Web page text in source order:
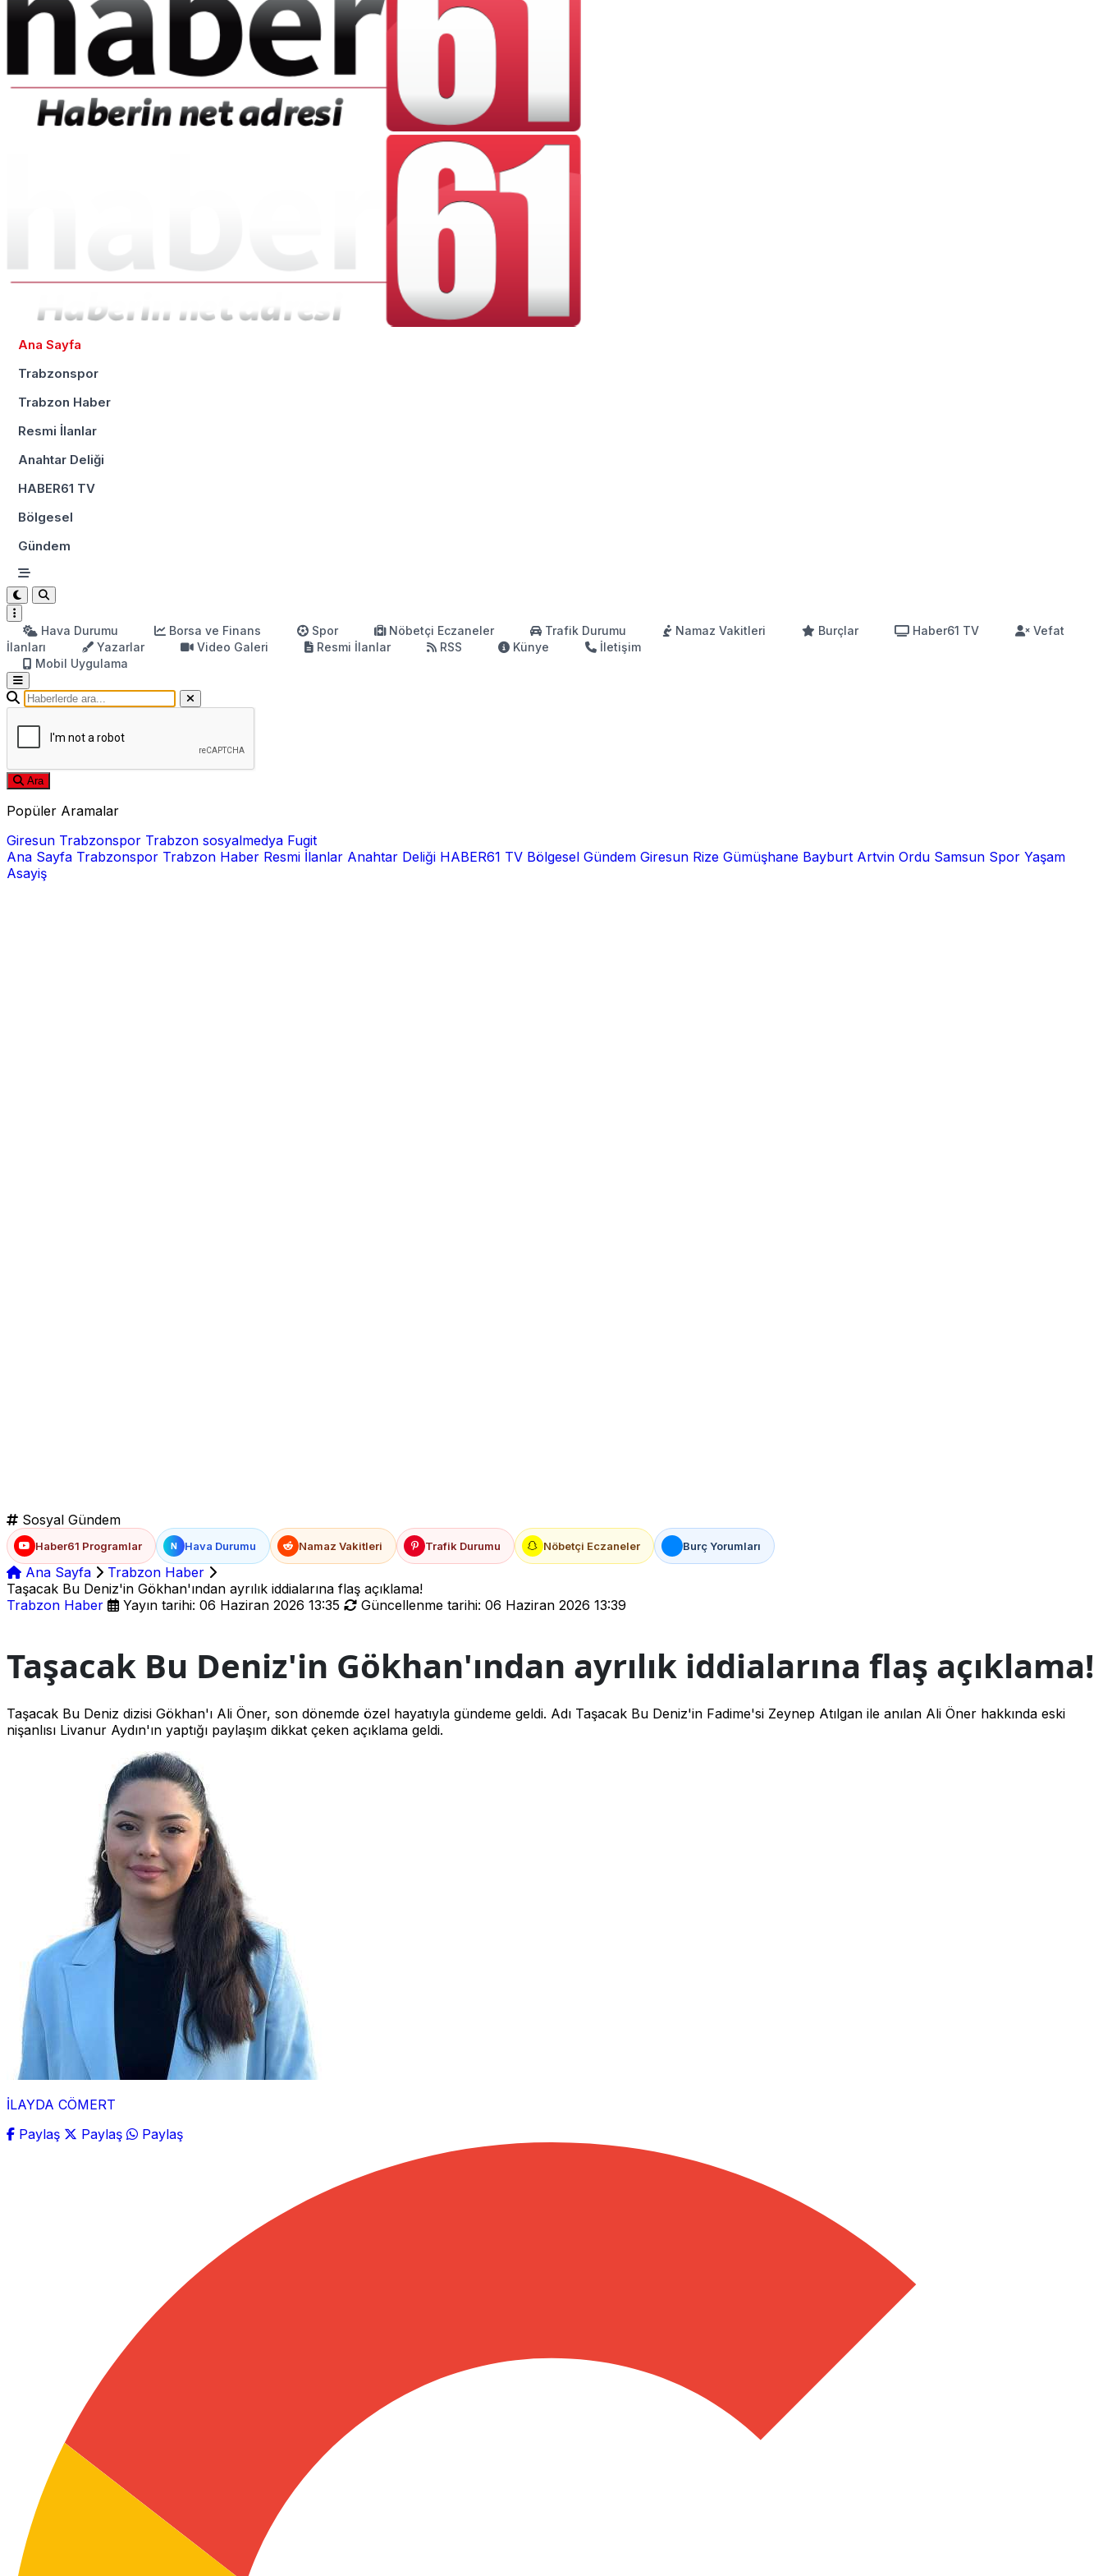
Ana Sayfa
Trabzonspor
Trabzon Haber
Resmi İlanlar
Anahtar Deliği
HABER61 TV
Bölgesel
Gündem
Hava Durumu Borsa ve Finans Spor Nöbetçi Eczaneler Trafik Durumu Namaz Vakitleri Burçlar Haber61 TV
Vefat
İlanları
Yazarlar Video Galeri Resmi İlanlar RSS Künye
İletişim
Mobil Uygulama
Ara
Popüler Aramalar
Giresun Trabzonspor Trabzon sosyalmedya Fugit
Ana Sayfa Trabzonspor Trabzon Haber Resmi İlanlar Anahtar Deliği HABER61 TV Bölgesel Gündem Giresun Rize Gümüşhane Bayburt Artvin Ordu Samsun Spor Yaşam
Asayiş
Sosyal Gündem
Haber61 Programlar N Hava Durumu Namaz Vakitleri Trafik Durumu Nöbetçi Eczaneler Burç Yorumları
Ana Sayfa
Trabzon Haber
Taşacak Bu Deniz'in Gökhan'ından ayrılık iddialarına flaş açıklama!
Trabzon Haber
Yayın tarihi: 06 Haziran 2026 13:35 Güncellenme tarihi: 06 Haziran 2026 13:39
Taşacak Bu Deniz'in Gökhan'ından ayrılık iddialarına flaş açıklama!
Taşacak Bu Deniz dizisi Gökhan'ı Ali Öner, son dönemde özel hayatıyla gündeme geldi. Adı Taşacak Bu Deniz'in Fadime'si Zeynep Atılgan ile anılan Ali Öner hakkında eski
nişanlısı Livanur Aydın'ın yaptığı paylaşım dikkat çeken açıklama geldi.
İLAYDA CÖMERT
Paylaş
Paylaş Paylaş